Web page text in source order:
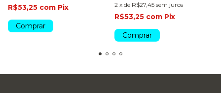
R$53,25 com Pix
Comprar
2 x de R$27,45 sem juros
R$53,25 com Pix
Comprar